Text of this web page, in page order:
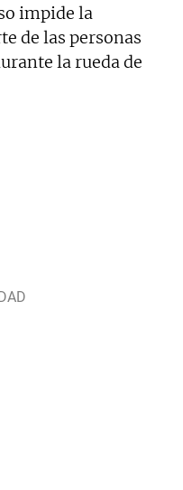
impide la
de las personas
la rueda de